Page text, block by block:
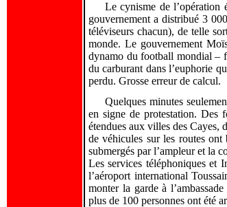
Le cynisme de l’opération
gouvernement a distribué 3
téléviseurs chacun), de telle
monde. Le gouvernement
dynamo du football mondial –
du carburant dans l’euphorie
perdu. Grosse erreur de calcul.
Quelques minutes
en signe de protestation. Des
étendues aux villes des Cayes,
de véhicules sur les routes
submergés par l’ampleur et la
Les services téléphoniques et
l’aéroport international
monter la garde à
plus de 100 personnes ont été